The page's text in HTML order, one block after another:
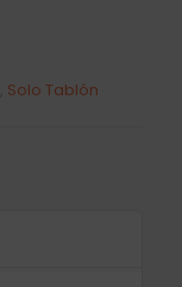
Solo Tablón